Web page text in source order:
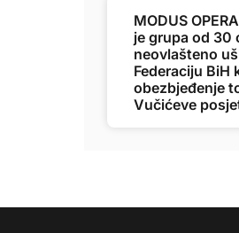
MODUS
je grupa od 30
neovlašteno
Federaciju BiH
obezbjeđenje
Vučićeve